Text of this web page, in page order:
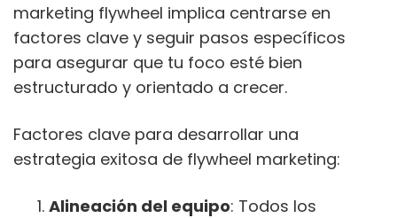
marketing flywheel implica centrarse en
factores clave y seguir pasos específicos
para asegurar que tu foco esté bien
estructurado y orientado a crecer.
Factores clave para desarrollar una
estrategia exitosa de flywheel marketing:
Alineación del equipo: Todos los